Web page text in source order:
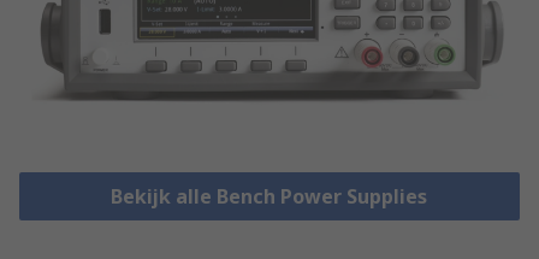
Bekijk alle Bench Power Supplies